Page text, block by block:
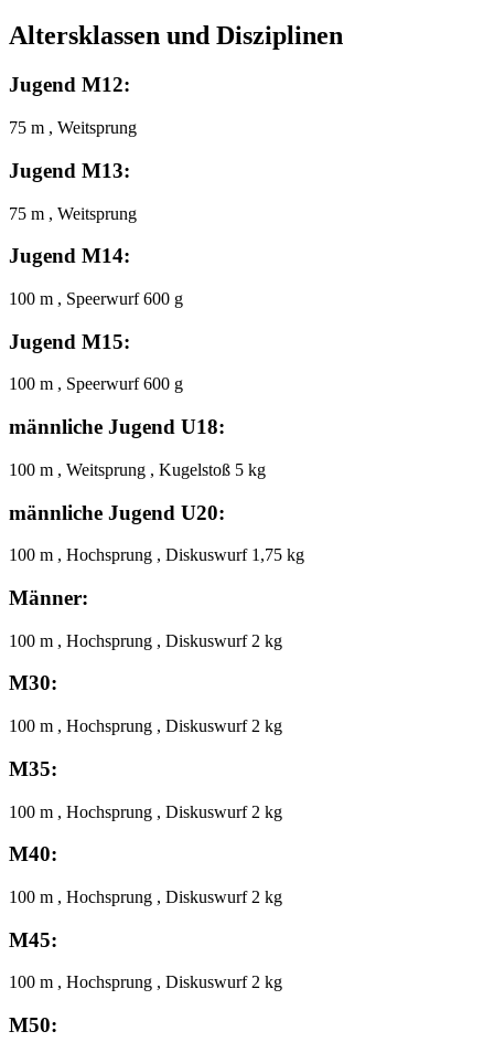
Altersklassen und Disziplinen
Jugend M12:
75 m , Weitsprung
Jugend M13:
75 m , Weitsprung
Jugend M14:
100 m , Speerwurf 600 g
Jugend M15:
100 m , Speerwurf 600 g
männliche Jugend U18:
100 m , Weitsprung , Kugelstoß 5 kg
männliche Jugend U20:
100 m , Hochsprung , Diskuswurf 1,75 kg
Männer:
100 m , Hochsprung , Diskuswurf 2 kg
M30:
100 m , Hochsprung , Diskuswurf 2 kg
M35:
100 m , Hochsprung , Diskuswurf 2 kg
M40:
100 m , Hochsprung , Diskuswurf 2 kg
M45:
100 m , Hochsprung , Diskuswurf 2 kg
M50: